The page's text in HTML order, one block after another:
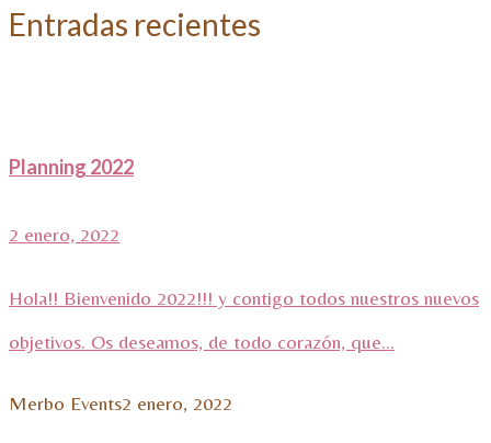
Entradas recientes
Planning 2022
2 enero, 2022
Hola!! Bienvenido 2022!!! y contigo todos nuestros nuevos
objetivos. Os deseamos, de todo corazón, que...
Merbo Events2 enero, 2022